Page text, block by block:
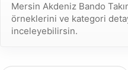
Mersin Akdeniz Bando
örneklerini ve kategori
inceleyebilirsin.